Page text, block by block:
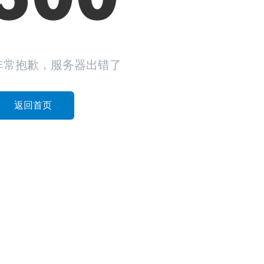
常抱歉，服务器出错了
返回首页